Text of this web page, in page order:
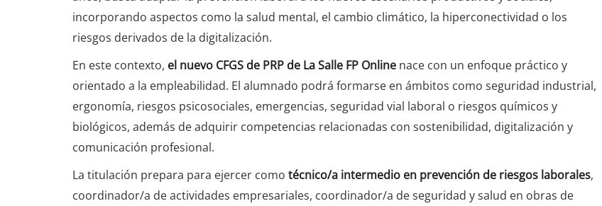
incorporando aspectos como la salud mental, el cambio climático, la hiperconectividad o los
riesgos derivados de la digitalización.
En este contexto, el nuevo CFGS de PRP de La Salle FP Online nace con un enfoque práctico y
orientado a la empleabilidad. El alumnado podrá formarse en ámbitos como seguridad industrial,
ergonomía, riesgos psicosociales, emergencias, seguridad vial laboral o riesgos químicos y
biológicos, además de adquirir competencias relacionadas con sostenibilidad, digitalización y
comunicación profesional.
La titulación prepara para ejercer como técnico/a intermedio en prevención de riesgos laborales,
coordinador/a de actividades empresariales, coordinador/a de seguridad y salud en obras de